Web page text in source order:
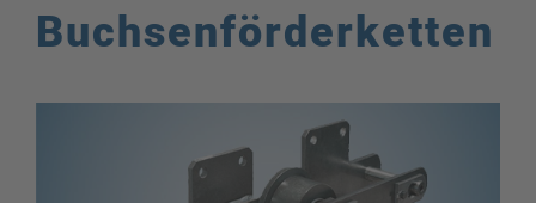
Buchsenförderketten